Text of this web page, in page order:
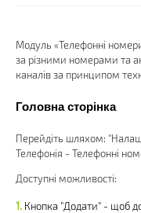
Модуль «Телефонні
за різними номерами та
каналів за принципом
Головна сторінка
Перейдіть шляхом:
Телефонія - Телефонні
Доступні можливості:
Кнопка "Додати" - щоб